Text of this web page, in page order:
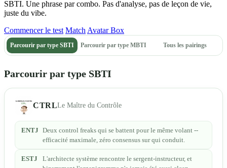
SBTI. Une phrase par combo. Pas d'analyse, pas de leçon de vie,
juste du vibe.
Commencer le test Match Avatar Box
Parcourir par type SBTI Parcourir par type MBTI Tous les pairings
Parcourir par type SBTI
CTRLLe Maître du Contrôle
ENTJ Deux control freaks qui se battent pour le même volant --
efficacité maximale, zéro consensus sur qui conduit.
ESTJ
L'architecte système rencontre le sergent-instructeur, et